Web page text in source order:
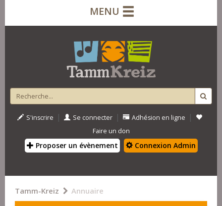
MENU
S'inscrire | Se connecter | Adhésion en ligne |
Faire un don
Proposer un évènement Connexion Admin
Tamm-Kreiz Annuaire